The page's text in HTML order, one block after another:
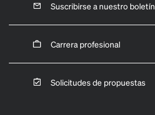
Suscribirse a nuestro boletín
Carrera profesional
Solicitudes de propuestas